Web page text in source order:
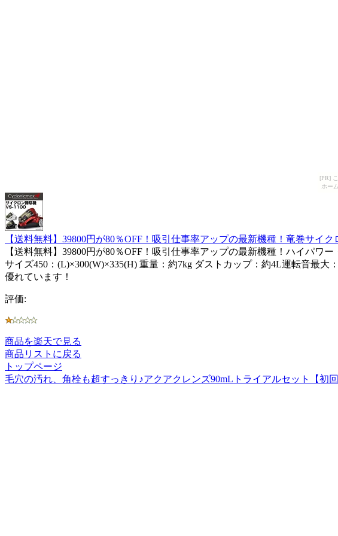
[PR]
ホー
【送料無料】39800円が80％OFF！吸引仕事率アップの最新機種！竜巻サイ
【送料無料】39800円が80％OFF！吸引仕事率アップの最新機種！ハイパ
サイズ450：(L)×300(W)×335(H) 重量：約7kg ダストカップ：約4L運転音最
優れています！
評価:
商品を楽天で見る
商品リストに戻る
トップページ
毛穴の汚れ、角栓も超すっきり♪アクアクレンズ90mLトライアルセット【初